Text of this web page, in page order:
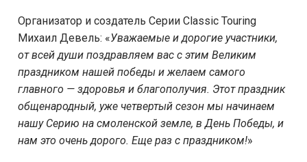
Организатор и создатель Серии Classic Touring
Михаил Девель: «Уважаемые и дорогие участники,
от всей души поздравляем вас с этим Великим
праздником нашей победы и желаем самого
главного — здоровья и благополучия. Этот праздник
общенародный, уже четвертый сезон мы начинаем
нашу Серию на смоленской земле, в День Победы, и
нам это очень дорого. Еще раз с праздником!»